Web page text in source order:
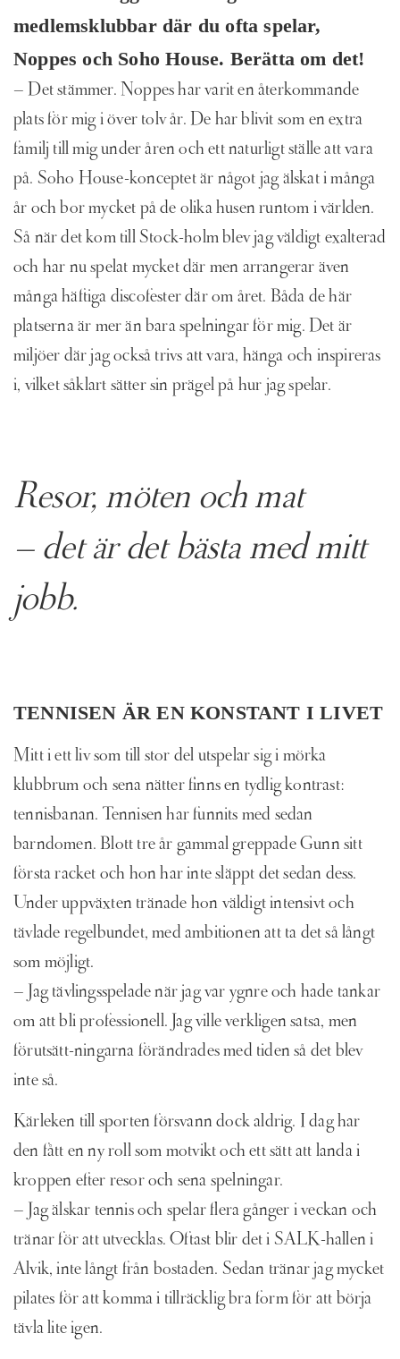
medlemsklubbar där du ofta spelar,
Noppes och Soho House. Berätta om det!
– Det stämmer. Noppes har varit en återkommande
plats för mig i över tolv år. De har blivit som en extra
familj till mig under åren och ett naturligt ställe att vara
på. Soho House-konceptet är något jag älskat i många
år och bor mycket på de olika husen runtom i världen.
Så när det kom till Stock-holm blev jag väldigt exalterad
och har nu spelat mycket där men arrangerar även
många häftiga discofester där om året. Båda de här
platserna är mer än bara spelningar för mig. Det är
miljöer där jag också trivs att vara, hänga och inspireras
i, vilket såklart sätter sin prägel på hur jag spelar.
Resor, möten och mat
– det är det bästa med mitt
jobb.
TENNISEN ÄR EN KONSTANT I LIVET
Mitt i ett liv som till stor del utspelar sig i mörka
klubbrum och sena nätter finns en tydlig kontrast:
tennisbanan. Tennisen har funnits med sedan
barndomen. Blott tre år gammal greppade Gunn sitt
första racket och hon har inte släppt det sedan dess.
Under uppväxten tränade hon väldigt intensivt och
tävlade regelbundet, med ambitionen att ta det så långt
som möjligt.
– Jag tävlingsspelade när jag var ygnre och hade tankar
om att bli professionell. Jag ville verkligen satsa, men
förutsätt-ningarna förändrades med tiden så det blev
inte så.
Kärleken till sporten försvann dock aldrig. I dag har
den fått en ny roll som motvikt och ett sätt att landa i
kroppen efter resor och sena spelningar.
– Jag älskar tennis och spelar flera gånger i veckan och
tränar för att utvecklas. Oftast blir det i SALK-hallen i
Alvik, inte långt från bostaden. Sedan tränar jag mycket
pilates för att komma i tillräcklig bra form för att börja
tävla lite igen.